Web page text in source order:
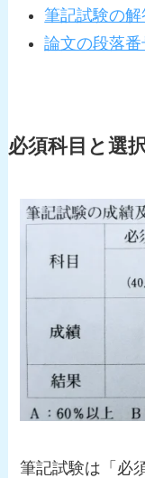
筆記試験の
論文の段落番
必須科目と選
筆記試験は「必